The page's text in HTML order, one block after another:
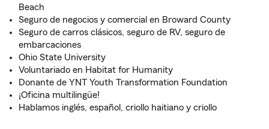
Beach
Seguro de negocios y comercial en Broward County
Seguro de carros clásicos, seguro de RV, seguro de
embarcaciones
Ohio State University
Voluntariado en Habitat for Humanity
Donante de YNT Youth Transformation Foundation
¡Oficina multilingüe!
Hablamos inglés, español, criollo haitiano y criollo